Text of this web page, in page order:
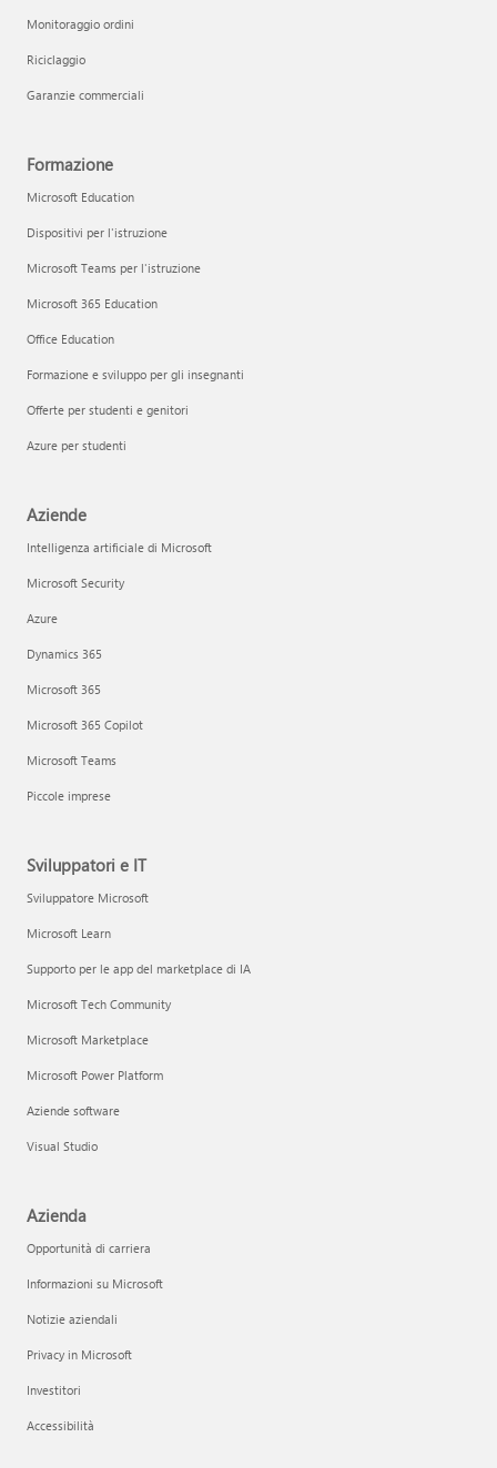
Monitoraggio ordini
Riciclaggio
Garanzie commerciali
Formazione
Microsoft Education
Dispositivi per l'istruzione
Microsoft Teams per l'istruzione
Microsoft 365 Education
Office Education
Formazione e sviluppo per gli insegnanti
Offerte per studenti e genitori
Azure per studenti
Aziende
Intelligenza artificiale di Microsoft
Microsoft Security
Azure
Dynamics 365
Microsoft 365
Microsoft 365 Copilot
Microsoft Teams
Piccole imprese
Sviluppatori e IT
Sviluppatore Microsoft
Microsoft Learn
Supporto per le app del marketplace di IA
Microsoft Tech Community
Microsoft Marketplace
Microsoft Power Platform
Aziende software
Visual Studio
Azienda
Opportunità di carriera
Informazioni su Microsoft
Notizie aziendali
Privacy in Microsoft
Investitori
Accessibilità